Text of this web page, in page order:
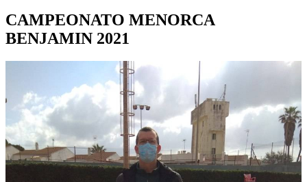
CAMPEONATO MENORCA
BENJAMIN 2021